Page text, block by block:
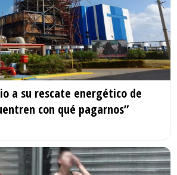
a su rescate energético de
con qué pagarnos”